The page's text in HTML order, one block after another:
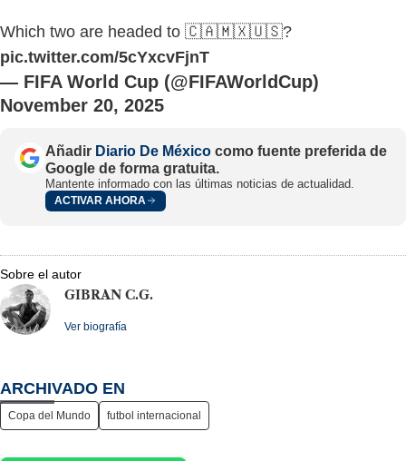
Which two are headed to 🇨🇦🇲🇽🇺🇸?
pic.twitter.com/5cYxcvFjnT
— FIFA World Cup (@FIFAWorldCup)
November 20, 2025
Añadir Diario De México como fuente preferida de
Google de forma gratuita.
Mantente informado con las últimas noticias de actualidad.
ACTIVAR AHORA
Sobre el autor
GIBRAN C.G.
Ver biografía
ARCHIVADO EN
Copa del Mundo futbol internacional